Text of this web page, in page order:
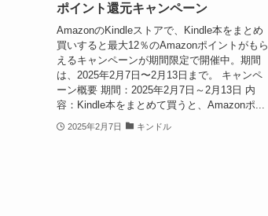
ポイント還元キャンペーン
AmazonのKindleストアで、Kindle本をまとめ
買いすると最大12％のAmazonポイントがもら
えるキャンペーンが期間限定で開催中。期間
は、2025年2月7日〜2月13日まで。 キャンペ
ーン概要 期間：2025年2月7日～2月13日 内
容：Kindle本をまとめて買うと、Amazonポ...
2025年2月7日 キンドル